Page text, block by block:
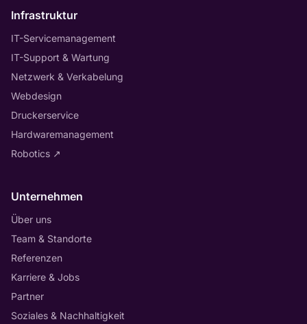
Infrastruktur
IT-Servicemanagement
IT-Support & Wartung
Netzwerk & Verkabelung
Webdesign
Druckerservice
Hardwaremanagement
Robotics ↗
Unternehmen
Über uns
Team & Standorte
Referenzen
Karriere & Jobs
Partner
Soziales & Nachhaltigkeit